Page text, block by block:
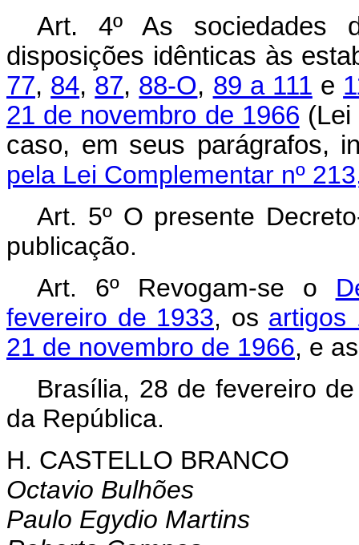
Art. 4º As sociedades
disposições idênticas às
77, 84, 87, 88-O, 89 a 111 e
21 de novembro de 1966
caso, em seus
pela Lei Complementar nº
Art. 5º O presente
publicação.
Art. 6º Revogam-se o
fevereiro de 1933, os artigos
21 de novembro de 1966, e
Brasília, 28 de fevereiro
da República.
H. CASTELLO BRANCO
Octavio Bulhões
Paulo Egydio Martins